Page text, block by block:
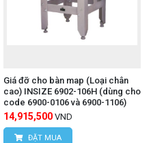
Giá đỡ cho bàn map (Loại chân
cao) INSIZE 6902-106H (dùng cho
code 6900-0106 và 6900-1106)
14,915,500 VND
ĐẶT MUA